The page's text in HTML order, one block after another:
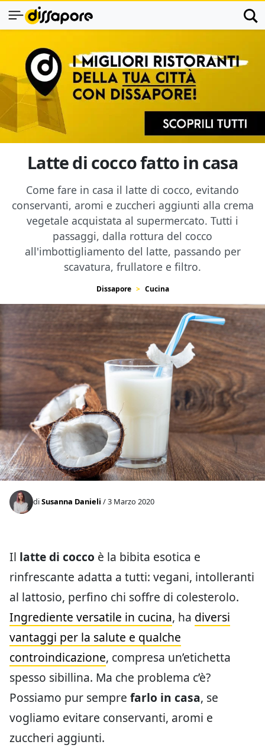
Latte di cocco fatto in casa
Come fare in casa il latte di cocco, evitando
conservanti, aromi e zuccheri aggiunti alla crema
vegetale acquistata al supermercato. Tutti i
passaggi, dalla rottura del cocco
all'imbottigliamento del latte, passando per
scavatura, frullatore e filtro.
Dissapore Cucina
diSusanna Danieli / 3 Marzo 2020
Il latte di cocco è la bibita esotica e
rinfrescante adatta a tutti: vegani, intolleranti
al lattosio, perfino chi soffre di colesterolo.
Ingrediente versatile in cucina, ha diversi
vantaggi per la salute e qualche
controindicazione, compresa un’etichetta
spesso sibillina. Ma che problema c’è?
Possiamo pur sempre farlo in casa, se
vogliamo evitare conservanti, aromi e
zuccheri aggiunti.